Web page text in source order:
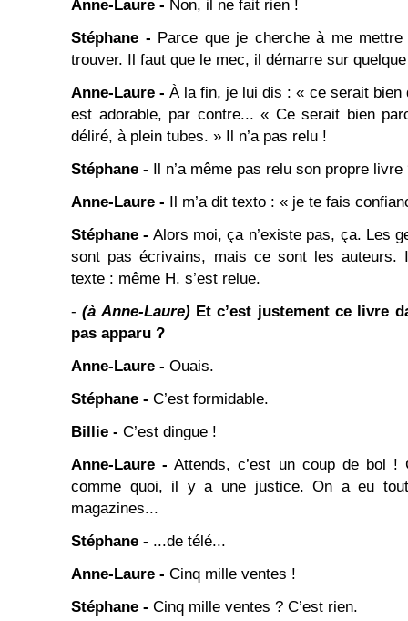
Anne-Laure - Non, il ne fait rien !
Stéphane - Parce que je cherche à me
trouver. Il faut que le mec, il démarre sur
Anne-Laure - À la fin, je lui dis : « ce serait
est adorable, par contre... « Ce serait bien
déliré, à plein tubes. » Il n’a pas relu !
Stéphane - Il n’a même pas relu son propre livre
Anne-Laure - Il m’a dit texto : « je te fais
Stéphane - Alors moi, ça n’existe pas, ça. Les
sont pas écrivains, mais ce sont les auteurs.
texte : même H. s’est relue.
-(à Anne-Laure) Et c’est justement ce livre
pas apparu ?
Anne-Laure - Ouais.
Stéphane - C’est formidable.
Billie - C’est dingue !
Anne-Laure - Attends, c’est un coup de bol !
comme quoi, il y a une justice. On a eu
magazines...
Stéphane - ...de télé...
Anne-Laure - Cinq mille ventes !
Stéphane - Cinq mille ventes ? C’est rien.